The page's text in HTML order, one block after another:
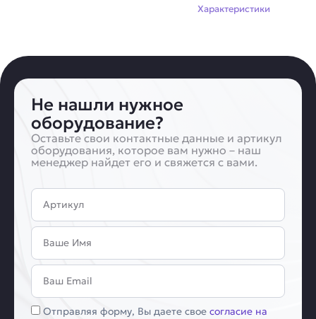
Характеристики
Не нашли нужное
оборудование?
Оставьте свои контактные данные и артикул
оборудования, которое вам нужно – наш
менеджер найдет его и свяжется с вами.
Артикул
Имя
Email
Соглашение
Отправляя форму, Вы даете свое согласие на